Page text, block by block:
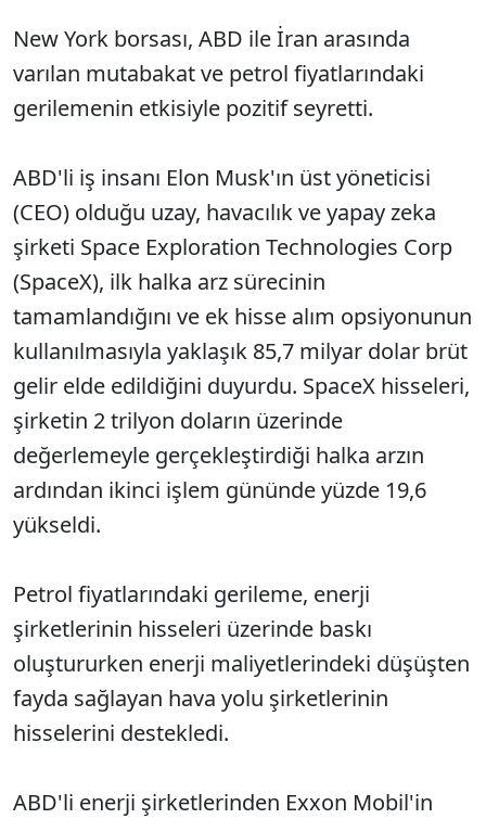
New York borsası, ABD ile İran arasında
varılan mutabakat ve petrol fiyatlarındaki
gerilemenin etkisiyle pozitif seyretti.
ABD'li iş insanı Elon Musk'ın üst yöneticisi
(CEO) olduğu uzay, havacılık ve yapay zeka
şirketi Space Exploration Technologies Corp
(SpaceX), ilk halka arz sürecinin
tamamlandığını ve ek hisse alım opsiyonunun
kullanılmasıyla yaklaşık 85,7 milyar dolar brüt
gelir elde edildiğini duyurdu. SpaceX hisseleri,
şirketin 2 trilyon doların üzerinde
değerlemeyle gerçekleştirdiği halka arzın
ardından ikinci işlem gününde yüzde 19,6
yükseldi.
Petrol fiyatlarındaki gerileme, enerji
şirketlerinin hisseleri üzerinde baskı
oluştururken enerji maliyetlerindeki düşüşten
fayda sağlayan hava yolu şirketlerinin
hisselerini destekledi.
ABD'li enerji şirketlerinden Exxon Mobil'in